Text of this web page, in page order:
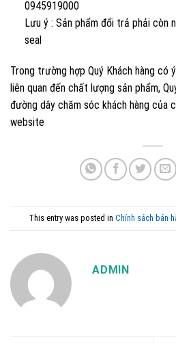
0945919000
Lưu ý : Sản phẩm đổi trả phải còn
seal
Trong trường hợp Quý Khách hàng có
liên quan đến chất lượng sản phẩm,
đường dây chăm sóc khách hàng của
website
This entry was posted in Chính sách bán
ADMIN